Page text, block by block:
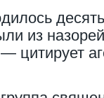
из
цитирует